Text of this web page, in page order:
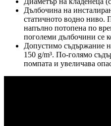
Дълбочина на
статичното водно ниво.
напълно потопена по
поголеми дълбочини се
Допустимо съдържание
150 g/m³. По-голямо
помпата и увеличава